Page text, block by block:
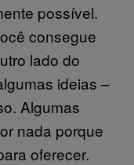
possível.
consegue
lado do
ideias –
Algumas
nada porque
oferecer.